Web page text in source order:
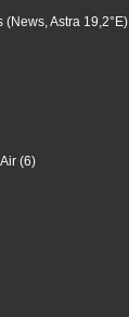
Astra 19,2°E)
(6)